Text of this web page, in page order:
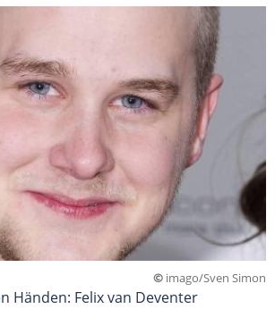
© imago/Sven Simon
Händen: Felix van Deventer